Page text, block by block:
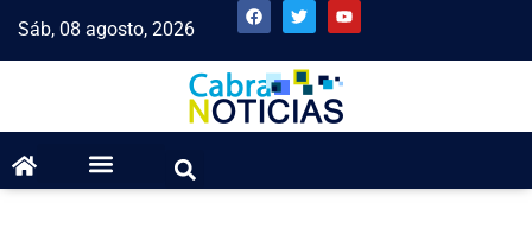
Sáb, 08 agosto, 2026